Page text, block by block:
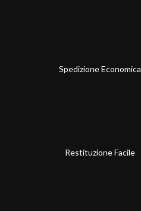
Spedizione Economica
Restituzione Facile